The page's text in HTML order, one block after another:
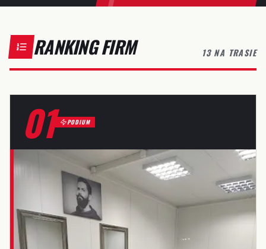
RANKING FIRM 13 NA TRASIE
01 PODIUM